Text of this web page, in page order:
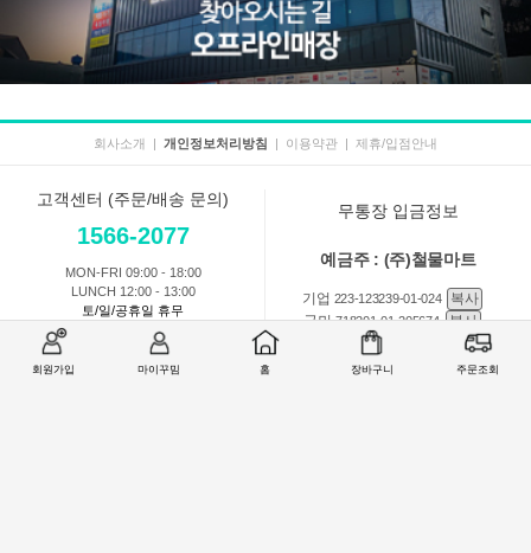
회원가입 마이꾸밈 홈 장바구니 주문조회
회사소개 | 개인정보처리방침 | 이용약관 | 제휴/입점안내
고객센터 (주문/배송 문의)
1566-2077
MON-FRI 09:00 - 18:00
LUNCH 12:00 - 13:00
토/일/공휴일 휴무
무통장 입금정보
예금주 : (주)철물마트
기업 223-123239-01-024
복사
국민718201-01-205674
복사
301-0168-3882-11 복사